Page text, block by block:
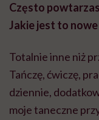
Często
Jakie jest to nowe
Totalnie inne niż
Tańczę, ćwiczę,
dziennie,
moje taneczne